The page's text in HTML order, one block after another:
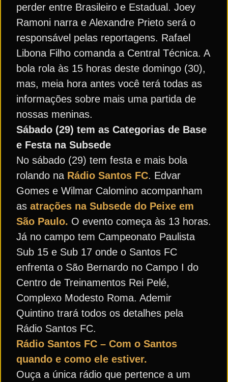
perder entre Brasileiro e Estadual. Joey
Ramoni narra e Alexandre Prieto será o
responsável pelas reportagens. Rafael
Libona Filho comanda a Central Técnica. A
bola rola às 15 horas deste domingo (30),
mas, meia hora antes você terá todas as
informações sobre mais uma partida de
nossas meninas.
Sábado (29) tem as Categorias de Base
e Festa na Subsede
No sábado (29) tem festa e mais bola
rolando na Rádio Santos FC. Edvar
Gomes e Wilmar Calomino acompanham
as atrações na Subsede do Peixe em
São Paulo. O evento começa às 13 horas.
Já no campo tem Campeonato Paulista
Sub 15 e Sub 17 onde o Santos FC
enfrenta o São Bernardo no Campo I do
Centro de Treinamentos Rei Pelé,
Complexo Modesto Roma. Ademir
Quintino trará todos os detalhes pela
Rádio Santos FC.
Rádio Santos FC – Com o Santos
quando e como ele estiver.
Ouça a única rádio que pertence a um